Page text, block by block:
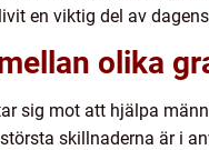
en viktig del av
olika
sig mot att hjälpa
skillnaderna är i